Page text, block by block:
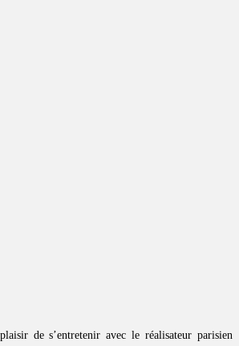
de s’entretenir avec le réalisateur parisien